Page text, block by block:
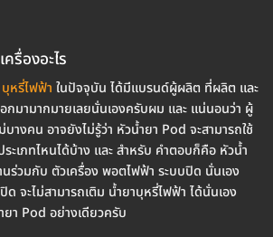
รื่องอะไร
หรี่ไฟฟ้า ในปัจจุบัน ได้มีแบรนด์ผู้ผลิต ที่ผลิต และ
กมามากมายเลยนั่นเองครับผม และ แน่นอนว่า ผู้
างคน อาจยังไม่รู้ว่า หัวน้ำยา Pod จะสามารถใช้
ะเภทไหนได้บ้าง และ สำหรับ คำตอบก็คือ หัวน้ำ
นร่วมกับ ตัวเครื่อง พอตไฟฟ้า ระบบปิด นั่นเอง
ด จะไม่สามารถเติม น้ำยาบุหรี่ไฟฟ้า ได้นั่นเอง
ยา Pod อย่างเดียวครับ